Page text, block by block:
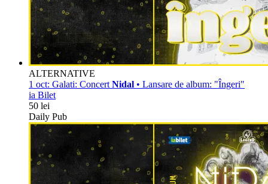
ALTERNATIVE
1 oct: Galati: Concert Nidal • Lansare de album: "Îngeri"
ia Bilet
50 lei
Daily Pub